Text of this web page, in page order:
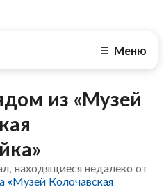
☰ Меню
из «Музей
находящиеся недалеко от
«Музей Колочавская